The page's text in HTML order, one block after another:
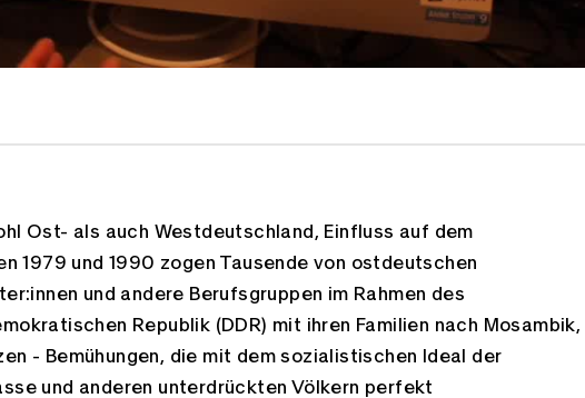
Ost- als auch Westdeutschland, Einfluss auf dem
1979 und 1990 zogen Tausende von ostdeutschen
und andere Berufsgruppen im Rahmen des
Republik (DDR) mit ihren Familien nach Mosambik,
- Bemühungen, die mit dem sozialistischen Ideal der
und anderen unterdrückten Völkern perfekt